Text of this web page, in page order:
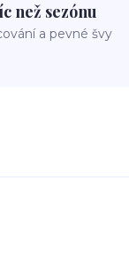
než sezónu
a pevné švy